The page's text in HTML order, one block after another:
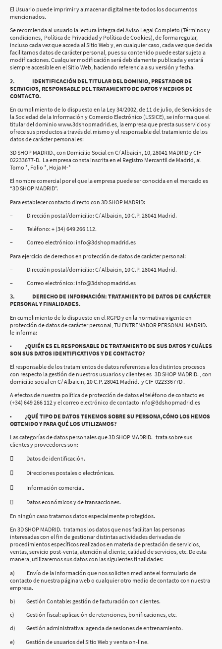
El Usuario puede imprimir y almacenar digitalmente todos los documentos
mencionados.
Se recomienda al usuario la lectura íntegra del Aviso Legal Completo (Términos y
condiciones, Política de Privacidad y Política de Cookies), de forma regular,
incluso cada vez que acceda al Sitio Web y, en cualquier caso, cada vez que decida
facilitarnos datos de carácter personal, pues su contenido puede estar sujeto a
modificaciones. Cualquier modificación será debidamente publicada y estará
siempre accesible en el Sitio Web, haciendo referencia a su versión y fecha.
2. IDENTIFICACIÓN DEL TITULAR DEL DOMINIO, PRESTADOR DE
SERVICIOS, RESPONSABLE DEL TRATAMIENTO DE DATOS Y MEDIOS DE
CONTACTO.
En cumplimiento de lo dispuesto en la Ley 34/2002, de 11 de julio, de Servicios de
la Sociedad de la Información y Comercio Electrónico (LSSICE), se informa que el
titular del dominio www.3dshopmadrid.es, la empresa que presta sus servicios y
ofrece sus productos a través del mismo y el responsable del tratamiento de los
datos de carácter personal es:
3D SHOP MADRID., con Domicilio Social en C/ Albaicin, 10, 28041 MADRID y CIF
02233677-D. La empresa consta inscrita en el Registro Mercantil de Madrid, al
Tomo *, Folio *, Hoja M-*
El nombre comercial por el que la empresa puede ser conocida en el mercado es
“3D SHOP MADRID”.
Para establecer contacto directo con 3D SHOP MADRID:
– Dirección postal/domicilio: C/ Albaicin, 10 C.P. 28041 Madrid.
– Teléfono: + (34) 649 266 112.
– Correo electrónico: info@3dshopmadrid.es
Para ejercicio de derechos en protección de datos de carácter personal:
– Dirección postal/domicilio: C/ Albaicin, 10 C.P. 28041 Madrid.
– Correo electrónico: info@3dshopmadrid.es
3. DERECHO DE INFORMACIÓN: TRATAMIENTO DE DATOS DE CARÁCTER
PERSONAL Y FINALIDADES.
En cumplimiento de lo dispuesto en el RGPD y en la normativa vigente en
protección de datos de carácter personal, TU ENTRENADOR PERSONAL MADRID.
le informa:
• ¿QUIÉN ES EL RESPONSABLE DE TRATAMIENTO DE SUS DATOS Y CUÁLES
SON SUS DATOS IDENTIFICATIVOS Y DE CONTACTO?
El responsable de los tratamientos de datos referentes a los distintos procesos
con respecto la gestión de nuestros usuarios y clientes es 3D SHOP MADRID. , con
domicilio social en C/ Albaicin, 10 C.P. 28041 Madrid. y CIF 02233677D .
A efectos de nuestra política de protección de datos el teléfono de contacto es
(+34) 649 266 112 y el correo electrónico de contacto info@3dshopmadrid.es
• ¿QUÉ TIPO DE DATOS TENEMOS SOBRE SU PERSONA,CÓMO LOS HEMOS
OBTENIDO Y PARA QUÉ LOS UTILIZAMOS?
Las categorías de datos personales que 3D SHOP MADRID. trata sobre sus
clientes y proveedores son:
 Datos de identificación.
 Direcciones postales o electrónicas.
 Información comercial.
 Datos económicos y de transacciones.
En ningún caso tratamos datos especialmente protegidos.
En 3D SHOP MADRID. tratamos los datos que nos facilitan las personas
interesadas con el fin de gestionar distintas actividades derivadas de
procedimientos específicos realizados en materia de prestación de servicios,
ventas, servicio post-venta, atención al cliente, calidad de servicios, etc. De esta
manera, utilizaremos sus datos con las siguientes finalidades:
a) Envío de la información que nos soliciten mediante el formulario de
contacto de nuestra página web o cualquier otro medio de contacto con nuestra
empresa.
b) Gestión Contable: gestión de facturación con clientes.
c) Gestión fiscal: aplicación de retenciones, bonificaciones, etc.
d) Gestión administrativa: agenda de sesiones de entrenamiento.
e) Gestión de usuarios del Sitio Web y venta on-line.